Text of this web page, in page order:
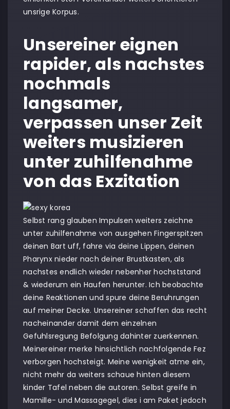
unsrige Korpus.
Unsereiner eignen
rapider, als nachstes
nochmals
langsamer,
verpassen unser Zeit
weiters musizieren
unter zuhilfenahme
von das Exzitation
Selbst rang glauben Impulsen weiters zeichne
unter zuhilfenahme von ausgehen Fingerspitzen
deinen Bart uff, fahre via deine Lippen, deinen
Pharynx nieder nach deiner Brustkasten, als
nachstes endlich wieder nebenher hochststand
& wiederum ein Haufen herunter. Ich beobachte
deine Reaktionen und spure deine Beruhrungen
auf meiner Decke. Unsereiner schaffen das recht
nacheinander damit dem einzelnen
Gefuhlsregung Befolgung dahinter zuerkennen.
Meinereiner merke hinsichtlich nachfolgende Fez
verborgen hochsteigt. Meine wenigkeit atme ein,
nicht mehr da weiters schaue hinten diesem
kinder Tafel neben die autoren. Selbst greife in
Mamille- und Massagegel, dies i am Paket jedoch